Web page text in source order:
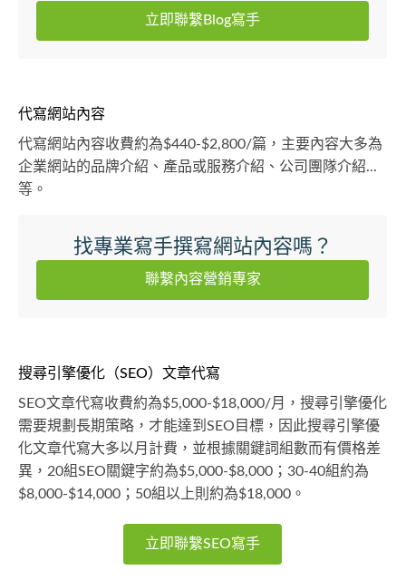
立即聯繫Blog寫手
代寫網站內容
代寫網站內容收費約為$440-$2,800/篇，主要內容大多為
企業網站的品牌介紹、產品或服務介紹、公司團隊介紹...
等。
找專業寫手撰寫網站內容嗎？
聯繫內容營銷專家
搜尋引擎優化（SEO）文章代寫
SEO文章代寫收費約為$5,000-$18,000/月，搜尋引擎優化
需要規劃長期策略，才能達到SEO目標，因此搜尋引擎優
化文章代寫大多以月計費，並根據關鍵詞組數而有價格差
異，20組SEO關鍵字約為$5,000-$8,000；30-40組約為
$8,000-$14,000；50組以上則約為$18,000。
立即聯繫SEO寫手